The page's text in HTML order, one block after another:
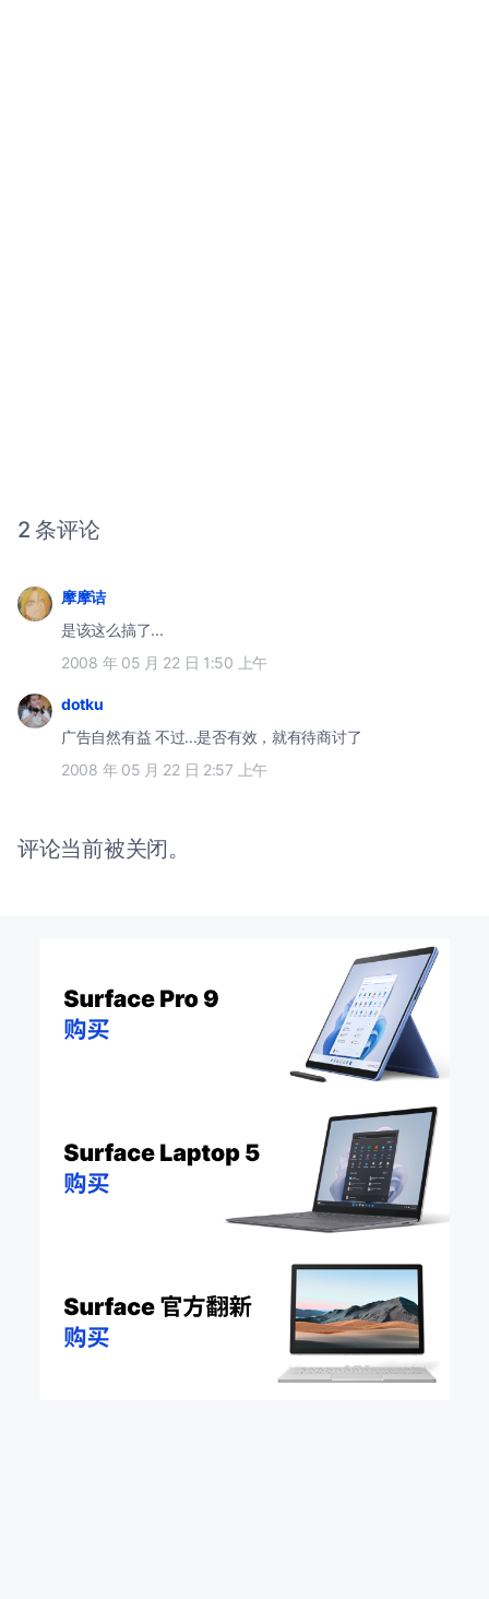
2 条评论
摩摩诘
是该这么搞了...
2008 年 05 月 22 日 1:50 上午
dotku
广告自然有益 不过...是否有效，就有待商讨了
2008 年 05 月 22 日 2:57 上午
评论当前被关闭。